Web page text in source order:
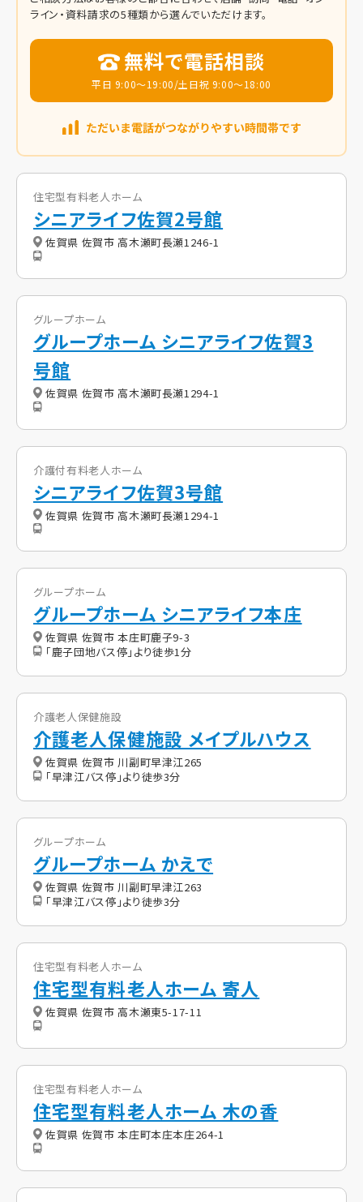
ライン・資料請求の5種類から選んでいただけます。
無料で電話相談
平日 9:00～19:00/土日祝 9:00～18:00
住宅型有料老人ホーム
シニアライフ佐賀2号館
佐賀県 佐賀市 高木瀬町長瀬1246-1
グループホーム
グループホーム シニアライフ佐賀3
号館
佐賀県 佐賀市 高木瀬町長瀬1294-1
介護付有料老人ホーム
シニアライフ佐賀3号館
佐賀県 佐賀市 高木瀬町長瀬1294-1
グループホーム
グループホーム シニアライフ本庄
佐賀県 佐賀市 本庄町鹿子9-3
「鹿子団地バス停」より徒歩1分
介護老人保健施設
介護老人保健施設 メイプルハウス
佐賀県 佐賀市 川副町早津江265
「早津江バス停」より徒歩3分
グループホーム
グループホーム かえで
佐賀県 佐賀市 川副町早津江263
「早津江バス停」より徒歩3分
住宅型有料老人ホーム
住宅型有料老人ホーム 寄人
佐賀県 佐賀市 高木瀬東5-17-11
住宅型有料老人ホーム
住宅型有料老人ホーム 木の香
佐賀県 佐賀市 本庄町本庄本庄264-1